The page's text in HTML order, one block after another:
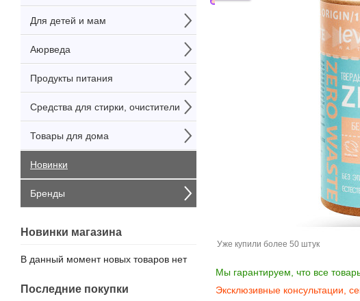
Для детей и мам
Аюрведа
Продукты питания
Средства для стирки, очистители
Товары для дома
Новинки
Бренды
Новинки магазина
В данный момент новых товаров нет
Последние покупки
Уже купили более 50 штук
Мы гарантируем, что все
Эксклюзивные консультации,